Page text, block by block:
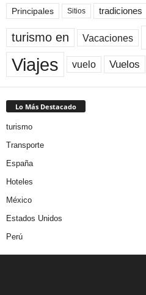
Principales Sitios tradiciones
turismo en Vacaciones
Viajes vuelo Vuelos
Lo Más Destacado
turismo
Transporte
España
Hoteles
México
Estados Unidos
Perú